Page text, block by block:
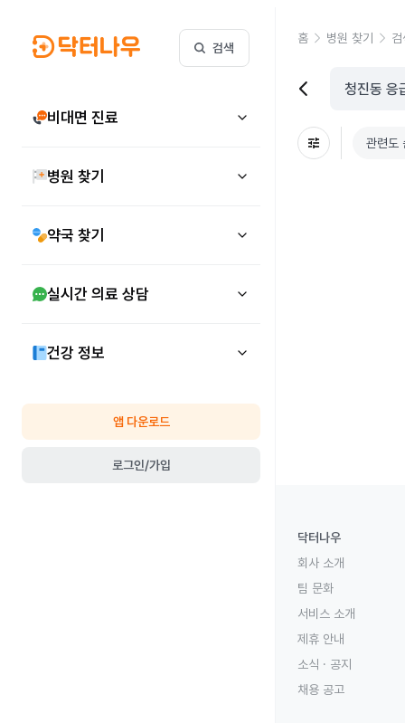
검색
비대면 진료
병원 찾기
약국 찾기
실시간 의료 상담
건강 정보
앱 다운로드
로그인/가입
홈 병원 찾기
관련도
닥터나우
회사 소개
팀 문화
서비스 소개
제휴 안내
소식 · 공지
채용 공고